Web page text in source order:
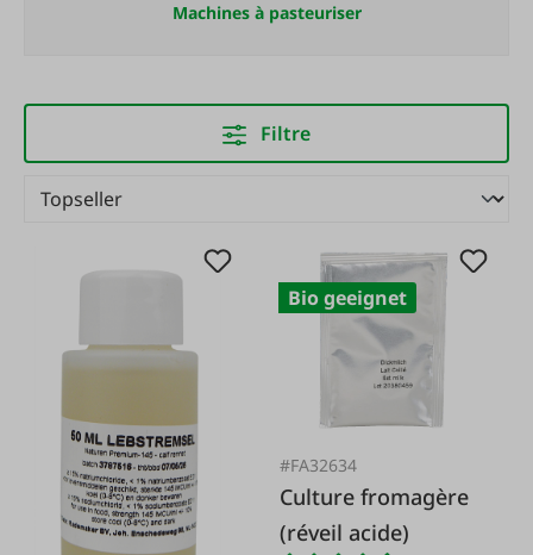
Machines à pasteuriser
Filtre
Bio geeignet
#FA32634
Culture fromagère
(réveil acide)